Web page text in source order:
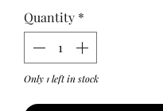
Quantity *
Only 1 left in stock